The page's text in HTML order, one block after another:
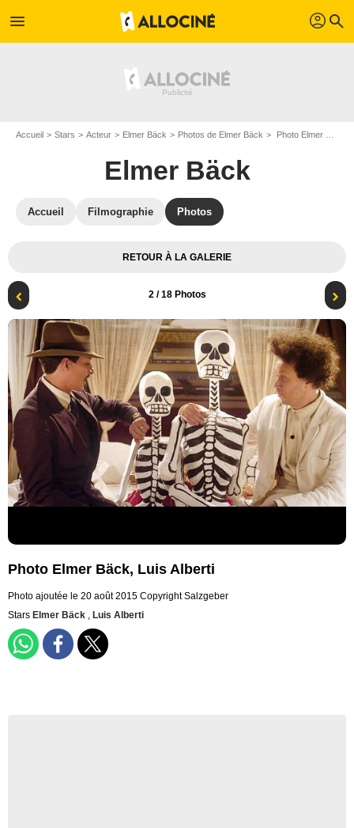
menu profil search
Accueil Stars Acteur Elmer Bäck Photos de Elmer Bäck Photo Elmer Bäck, Luis Alberti
Elmer Bäck
Accueil Filmographie Photos
RETOUR À LA GALERIE
2/ 18 Photos
Photo Elmer Bäck, Luis Alberti
Photo ajoutée le 20 août 2015 Copyright Salzgeber
Stars Elmer Bäck , Luis Alberti